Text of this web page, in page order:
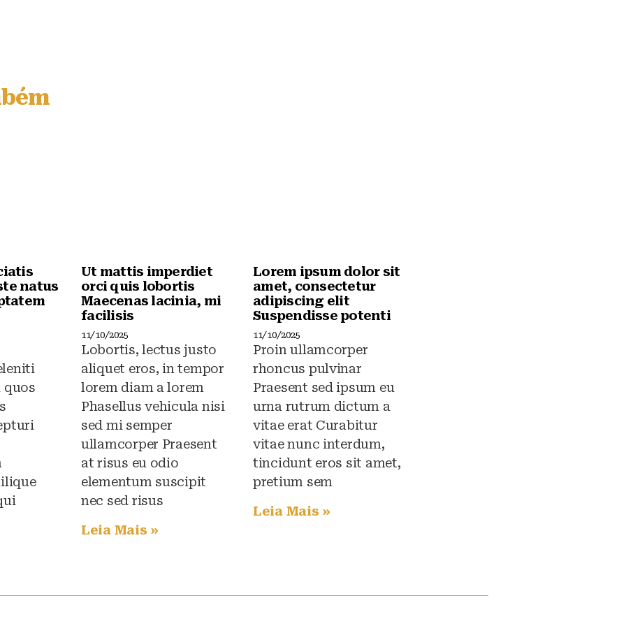
natus
quos
Ut mattis imperdiet
orci quis lobortis
Maecenas lacinia, mi
facilisis
11/10/2025
Lobortis, lectus justo
aliquet eros, in tempor
lorem diam a lorem
Phasellus vehicula nisi
sed mi semper
ullamcorper Praesent
at risus eu odio
elementum suscipit
nec sed risus
Leia Mais »
Lorem ipsum dolor sit
amet, consectetur
adipiscing elit
Suspendisse potenti
11/10/2025
Proin ullamcorper
rhoncus pulvinar
Praesent sed ipsum eu
urna rutrum dictum a
vitae erat Curabitur
vitae nunc interdum,
tincidunt eros sit amet,
pretium sem
Leia Mais »